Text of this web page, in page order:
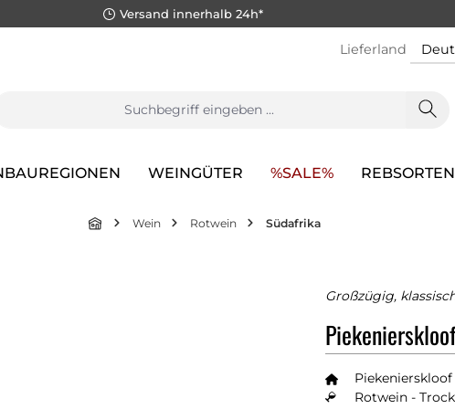
Versand innerhalb 24h*
Lieferland
WEINGÜTER %SALE% REBSORTEN
Wein Rotwein Südafrika
Großzügig,
Rotwein -